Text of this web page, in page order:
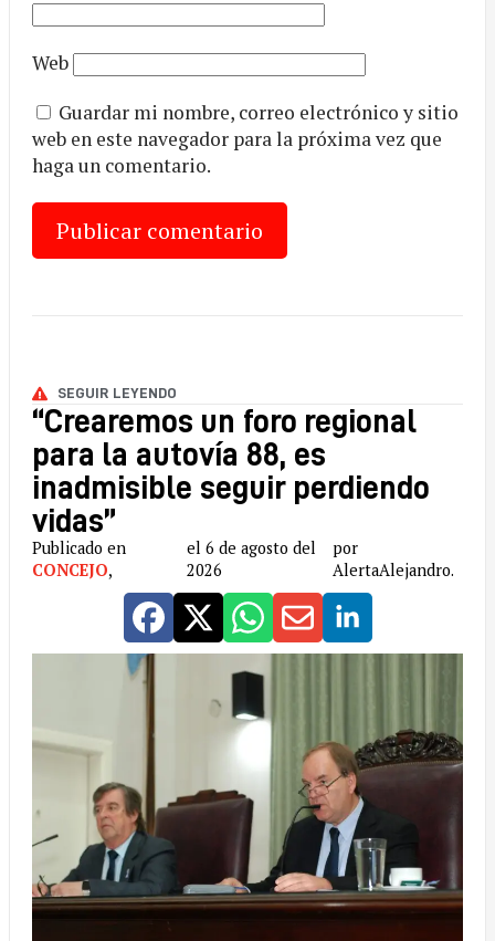
Web
Guardar mi nombre, correo electrónico y sitio
web en este navegador para la próxima vez que
haga un comentario.
SEGUIR LEYENDO
“Crearemos un foro regional
para la autovía 88, es
inadmisible seguir perdiendo
vidas”
Publicado en
CONCEJO,
el 6 de agosto del
2026
por
AlertaAlejandro.